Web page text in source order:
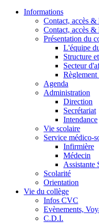
Informations
Contact, accès &
Contact, accès &
Présentation du
L'équipe
Structure
Secteur
Agenda
Administration
Direction
Secrétariat
Intendance
Vie scolaire
Service médico-
Infirmière
Médecin
Assistante
Scolarité
Orientation
Vie du collège
Infos CVC
Evènements,
C.D.I.